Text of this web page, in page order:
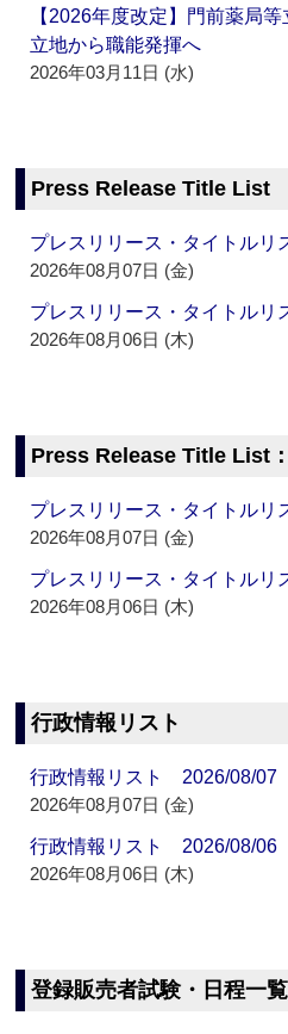
【2026年度改定】門前薬局
立地から職能発揮へ
2026年03月11日 (水)
Press Release Title List
プレスリリース・タイトル
2026年08月07日 (金)
プレスリリース・タイトル
2026年08月06日 (木)
Press Release Title List
プレスリリース・タイトル
2026年08月07日 (金)
プレスリリース・タイトル
2026年08月06日 (木)
行政情報リスト
行政情報リスト 2026/08/07
2026年08月07日 (金)
行政情報リスト 2026/08/06
2026年08月06日 (木)
登録販売者試験・日程一覧